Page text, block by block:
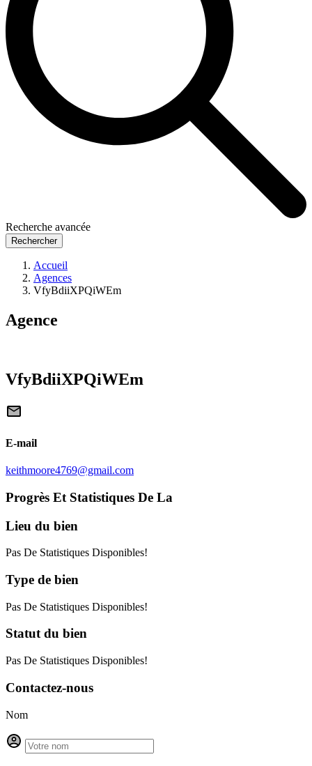
Recherche avancée
Rechercher
Accueil
Agences
VfyBdiiXPQiWEm
Agence
VfyBdiiXPQiWEm
E-mail
keithmoore4769@gmail.com
Progrès Et Statistiques De La
Lieu du bien
Pas De Statistiques Disponibles!
Type de bien
Pas De Statistiques Disponibles!
Statutdu bien
Pas De Statistiques Disponibles!
Contactez-nous
Nom